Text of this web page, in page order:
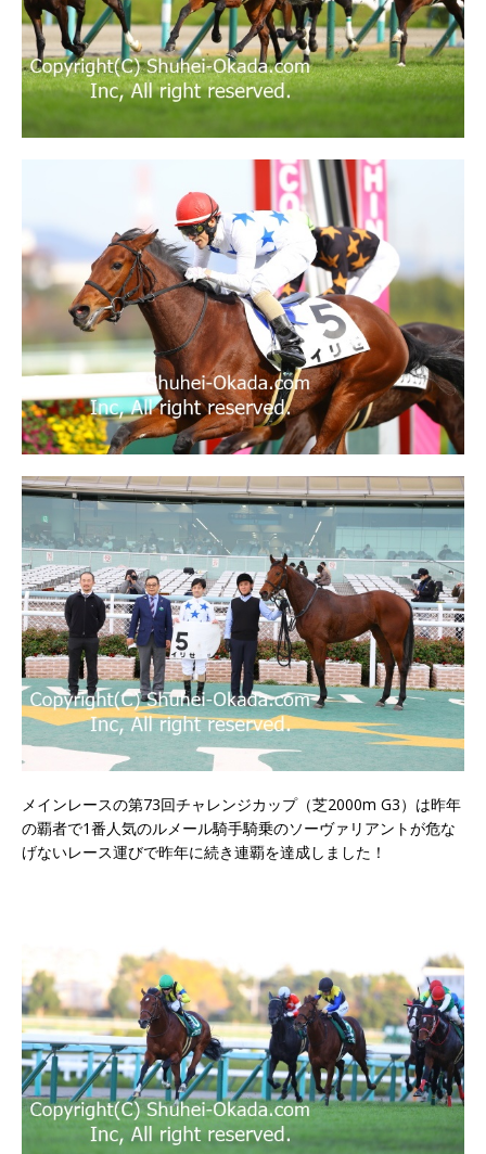
メインレースの第73回チャレンジカップ（芝2000m G3）は昨年
の覇者で1番人気のルメール騎手騎乗のソーヴァリアントが危な
げないレース運びで昨年に続き連覇を達成しました！